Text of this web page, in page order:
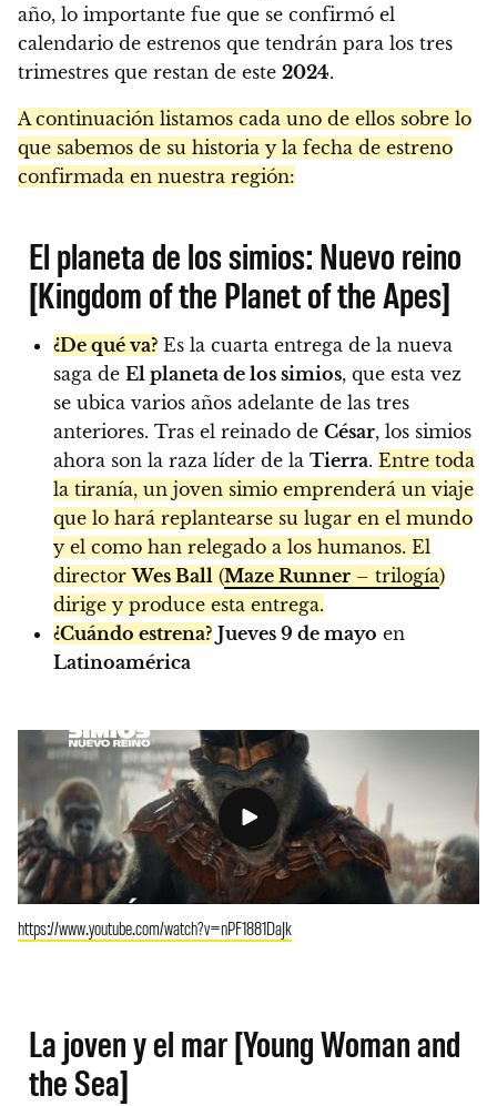
año, lo importante fue que se confirmó el
calendario de estrenos que tendrán para los tres
trimestres que restan de este 2024.
A continuación listamos cada uno de ellos sobre lo
que sabemos de su historia y la fecha de estreno
confirmada en nuestra región:
El planeta de los simios: Nuevo reino
[Kingdom of the Planet of the Apes]
¿De qué va? Es la cuarta entrega de la nueva
saga de El planeta de los simios, que esta vez
se ubica varios años adelante de las tres
anteriores. Tras el reinado de César, los simios
ahora son la raza líder de la Tierra. Entre toda
la tiranía, un joven simio emprenderá un viaje
que lo hará replantearse su lugar en el mundo
y el como han relegado a los humanos. El
directorWes Ball (Maze Runner – trilogía)
dirige y produce esta entrega.
¿Cuándo estrena? Jueves 9 de mayo en
Latinoamérica
https://www.youtube.com/watch?v=nPF1881DaJk
La joven y el mar [Young Woman and
the Sea]